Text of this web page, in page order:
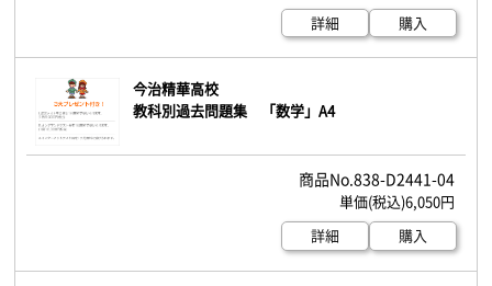
詳細
購入
今治精華高校
教科別過去問題集 「数学」A4
838-D2441-04
6,050円
詳細
購入